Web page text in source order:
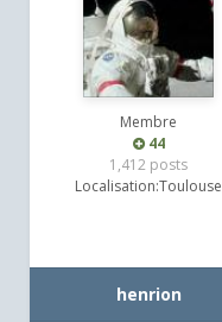
Membre
44
1,412 posts
Localisation:Toulouse
henrion